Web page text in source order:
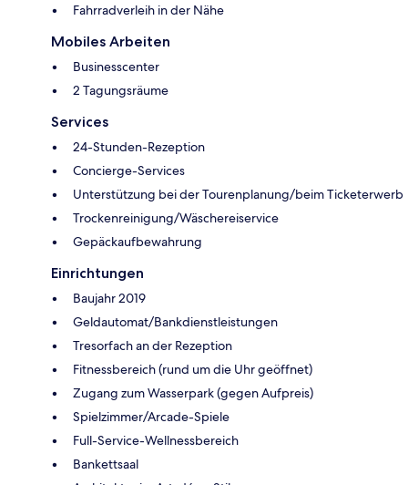
Fahrradverleih in der Nähe
Mobiles Arbeiten
Businesscenter
2 Tagungsräume
Services
24-Stunden-Rezeption
Concierge-Services
Unterstützung bei der Tourenplanung/beim Ticketerwerb
Trockenreinigung/Wäschereiservice
Gepäckaufbewahrung
Einrichtungen
Baujahr 2019
Geldautomat/Bankdienstleistungen
Tresorfach an der Rezeption
Fitnessbereich (rund um die Uhr geöffnet)
Zugang zum Wasserpark (gegen Aufpreis)
Spielzimmer/Arcade-Spiele
Full-Service-Wellnessbereich
Bankettsaal